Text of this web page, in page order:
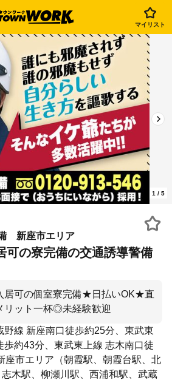
マイリスト
1 / 5
新座市エリア
可の寮完備の交通誘導警備
居可の個室寮完備★日払いOK★直
リット一杯◎未経験歓迎
野線 新座南口徒歩約25分、東武東
歩約43分、東武東上線 志木南口徒
座市エリア（朝霞駅、朝霞台駅、北
木駅、柳瀬川駅、西浦和駅、武蔵